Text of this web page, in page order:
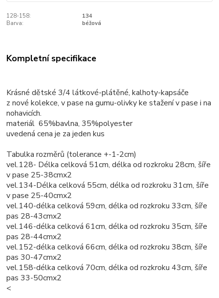
128-158:
134
Barva:
béžová
Kompletní specifikace
Krásné dětské 3/4 látkové-plátěné, kalhoty-kapsáče
z nové kolekce, v pase na gumu-olivky ke stažení v pase i na
nohavicích.
materiál 65%bavlna, 35%polyester
uvedená cena je za jeden kus
Tabulka rozměrů (tolerance +-1-2cm)
vel.128- Délka celková 51cm, délka od rozkroku 28cm, šíře
v pase 25-38cmx2
vel.134-Délka celková 55cm, délka od rozkroku 31cm, šíře
v pase 25-40cmx2
vel.140-délka celková 59cm, délka od rozkroku 33cm, šíře
pas 28-43cmx2
vel.146-délka celková 61cm, délka od rozkroku 35cm, šíře
pas 28-44cmx2
vel.152-délka celková 66cm, délka od rozkroku 38cm, šíře
pas 30-47cmx2
vel.158-délka celková 70cm, délka od rozkroku 43cm, šíře
pas 33-50cmx2
<